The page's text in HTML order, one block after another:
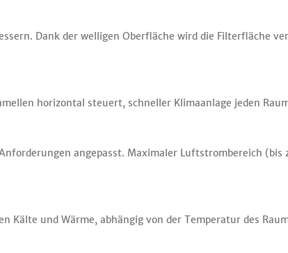
Dank der welligen Oberfläche wird die Filterfläche
horizontal steuert, schneller Klimaanlage jeden
angepasst. Maximaler Luftstrombereich (bis
Kälte und Wärme, abhängig von der Temperatur des